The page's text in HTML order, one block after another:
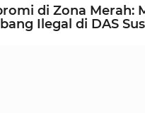
di Zona Merah:
Ilegal di DAS